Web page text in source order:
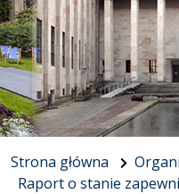
Strona główna
Raport o stanie